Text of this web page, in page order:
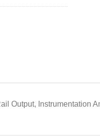
Output, Instrumentation